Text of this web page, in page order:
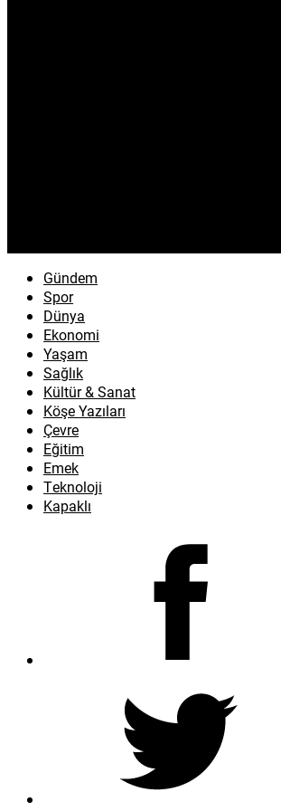
Gündem
Spor
Dünya
Ekonomi
Yaşam
Sağlık
Kültür & Sanat
Köşe Yazıları
Çevre
Eğitim
Emek
Teknoloji
Kapaklı